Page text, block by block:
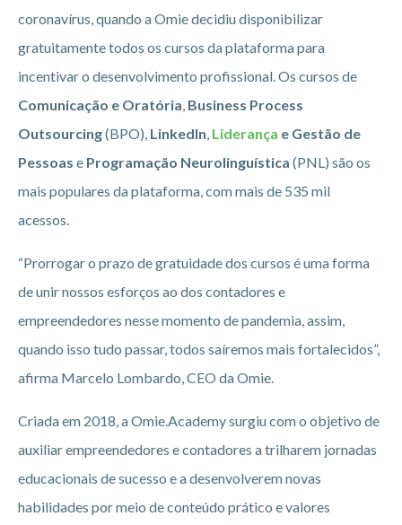
coronavírus, quando a Omie decidiu disponibilizar
gratuitamente todos os cursos da plataforma para
incentivar o desenvolvimento profissional. Os cursos de
Comunicação e Oratória, Business Process
Outsourcing(BPO), LinkedIn, Liderança e Gestão de
Pessoas e Programação Neurolinguística (PNL) são os
mais populares da plataforma, com mais de 535 mil
acessos.
“Prorrogar o prazo de gratuidade dos cursos é uma forma
de unir nossos esforços ao dos contadores e
empreendedores nesse momento de pandemia, assim,
quando isso tudo passar, todos saíremos mais fortalecidos”,
afirma Marcelo Lombardo, CEO da Omie.
Criada em 2018, a Omie.Academy surgiu com o objetivo de
auxiliar empreendedores e contadores a trilharem jornadas
educacionais de sucesso e a desenvolverem novas
habilidades por meio de conteúdo prático e valores